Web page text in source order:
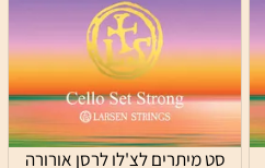
סט מיתרים לצ'לו לרסן אורורה